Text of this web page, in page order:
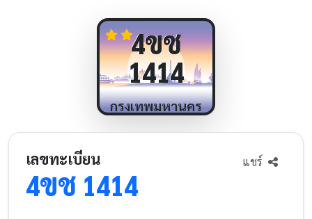
4ขช
1414
กรุงเทพมหานคร
เลขทะเบียน
4ขช 1414
แชร์